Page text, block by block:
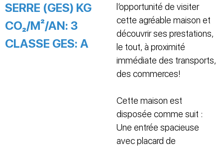
SERRE (GES) KG
CO₂/M²/AN: 3
CLASSE GES: A
l’opportunité de visiter
cette agréable maison et
découvrir ses prestations,
le tout, à proximité
immédiate des transports,
des commerces!
Cette maison est
disposée comme suit :
Une entrée spacieuse
avec placard de